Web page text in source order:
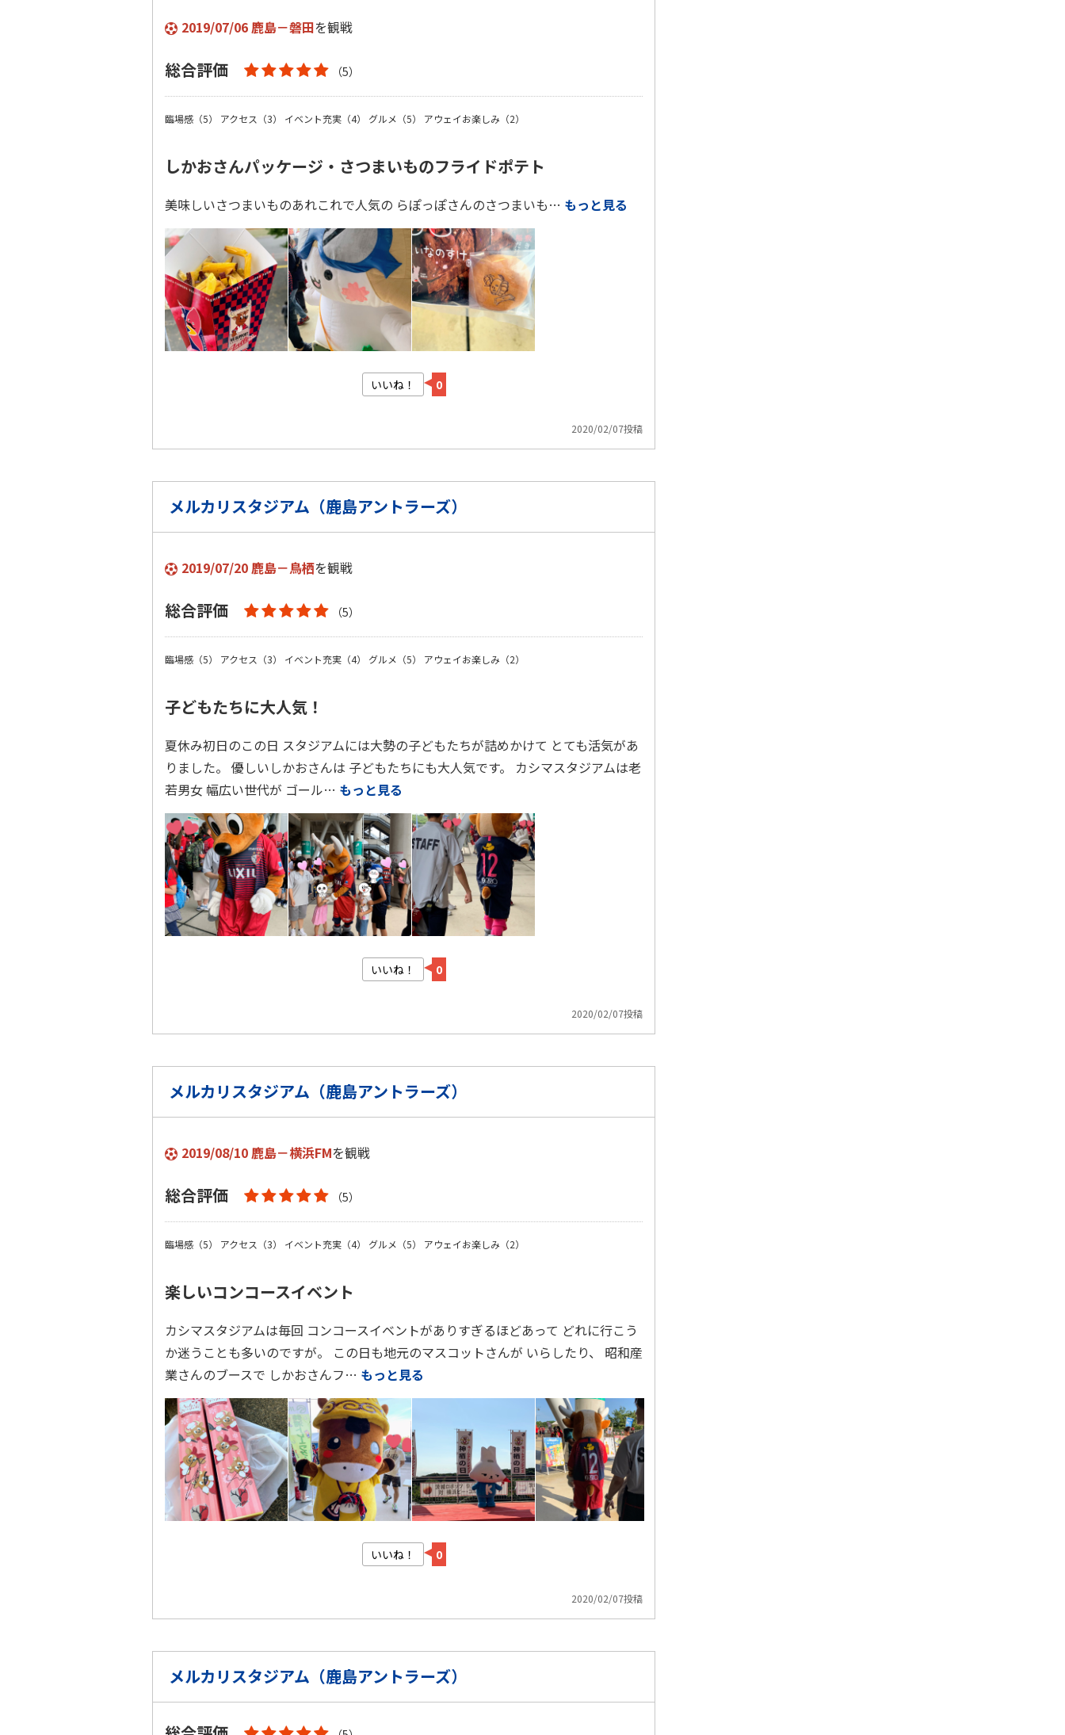
2019/07/06 鹿島－磐田を観戦
総合評価 （5）
臨場感（5） アクセス（3） イベント充実（4） グルメ（5） アウェイお楽しみ（2）
しかおさんパッケージ・さつまいものフライドポテト
美味しいさつまいものあれこれで人気の らぽっぽさんのさつまいも… もっと見る
いいね！ 0
2020/02/07投稿
メルカリスタジアム（鹿島アントラーズ）
2019/07/20 鹿島－鳥栖を観戦
総合評価 （5）
臨場感（5） アクセス（3） イベント充実（4） グルメ（5） アウェイお楽しみ（2）
子どもたちに大人気！
夏休み初日のこの日 スタジアムには大勢の子どもたちが詰めかけて とても活気があ
りました。 優しいしかおさんは 子どもたちにも大人気です。 カシマスタジアムは老
若男女 幅広い世代が ゴール… もっと見る
いいね！ 0
2020/02/07投稿
メルカリスタジアム（鹿島アントラーズ）
2019/08/10 鹿島－横浜FMを観戦
総合評価 （5）
臨場感（5） アクセス（3） イベント充実（4） グルメ（5） アウェイお楽しみ（2）
楽しいコンコースイベント
カシマスタジアムは毎回 コンコースイベントがありすぎるほどあって どれに行こう
か迷うことも多いのですが。 この日も地元のマスコットさんが いらしたり、 昭和産
業さんのブースで しかおさんフ… もっと見る
いいね！ 0
2020/02/07投稿
メルカリスタジアム（鹿島アントラーズ）